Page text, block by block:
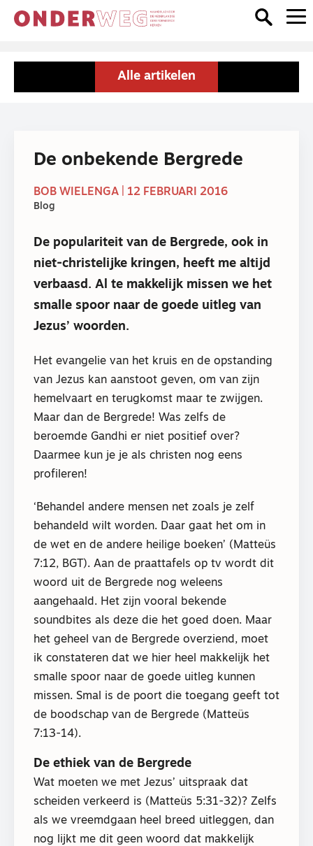
Alle artikelen
De onbekende Bergrede
BOB WIELENGA | 12 FEBRUARI 2016
Blog
De populariteit van de Bergrede, ook in
niet-christelijke kringen, heeft me altijd
verbaasd. Al te makkelijk missen we het
smalle spoor naar de goede uitleg van
Jezus’ woorden.
Het evangelie van het kruis en de opstanding
van Jezus kan aanstoot geven, om van zijn
hemelvaart en terugkomst maar te zwijgen.
Maar dan de Bergrede! Was zelfs de
beroemde Gandhi er niet positief over?
Daarmee kun je je als christen nog eens
profileren!
‘Behandel andere mensen net zoals je zelf
behandeld wilt worden. Daar gaat het om in
de wet en de andere heilige boeken’ (Matteüs
7:12, BGT). Aan de praattafels op tv wordt dit
woord uit de Bergrede nog weleens
aangehaald. Het zijn vooral bekende
soundbites als deze die het goed doen. Maar
het geheel van de Bergrede overziend, moet
ik constateren dat we hier heel makkelijk het
smalle spoor naar de goede uitleg kunnen
missen. Smal is de poort die toegang geeft tot
de boodschap van de Bergrede (Matteüs
7:13-14).
De ethiek van de Bergrede
Wat moeten we met Jezus’ uitspraak dat
scheiden verkeerd is (Matteüs 5:31-32)? Zelfs
als we vreemdgaan heel breed uitleggen, dan
nog lijkt me dit geen woord dat makkelijk